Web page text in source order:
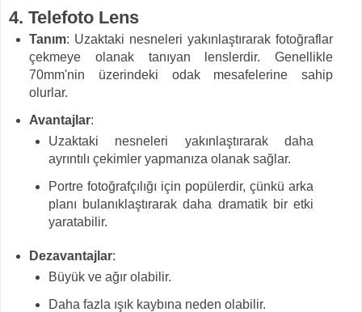
4. Telefoto Lens
Tanım: Uzaktaki nesneleri yakınlaştırarak fotoğraflar
çekmeye olanak tanıyan lenslerdir. Genellikle
70mm'nin üzerindeki odak mesafelerine sahip
olurlar.
Avantajlar:
Uzaktaki nesneleri yakınlaştırarak daha
ayrıntılı çekimler yapmanıza olanak sağlar.
Portre fotoğrafçılığı için popülerdir, çünkü arka
planı bulanıklaştırarak daha dramatik bir etki
yaratabilir.
Dezavantajlar:
Büyük ve ağır olabilir.
Daha fazla ışık kaybına neden olabilir.